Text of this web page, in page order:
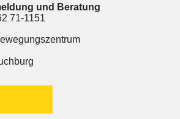
und Beratung
71-1151